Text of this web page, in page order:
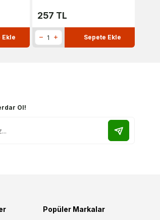
Ekle
257 TL
Sepete Ekle
Ol!
Popüler Markalar